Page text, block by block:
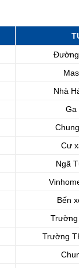
Nhà
Ga
Cư
Ngã
Bến
Trường